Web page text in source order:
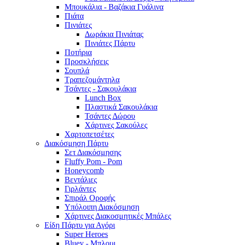
Μπουκάλια - Βαζάκια Γυάλινα
Πιάτα
Πινιάτες
Δωράκια Πινιάτας
Πινιάτες Πάρτυ
Ποτήρια
Προσκλήσεις
Σουπλά
Τραπεζομάντηλα
Τσάντες - Σακουλάκια
Lunch Box
Πλαστικά Σακουλάκια
Τσάντες Δώρου
Χάρτινες Σακούλες
Χαρτοπετσέτες
Διακόσμηση Πάρτυ
Σετ Διακόσμησης
Fluffy Pom - Pom
Honeycomb
Βεντάλιες
Γιρλάντες
Σπιράλ Οροφής
Υπόλοιπη Διακόσμηση
Χάρτινες Διακοσμητικές Μπάλες
Είδη Πάρτυ για Αγόρι
Super Heroes
Bluey - Μπλουι